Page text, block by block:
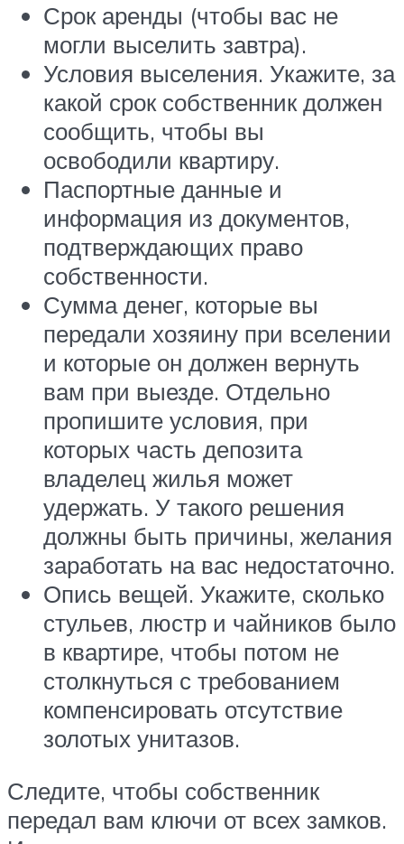
Срок аренды (чтобы вас не
могли выселить завтра).
Условия выселения. Укажите, за
какой срок собственник должен
сообщить, чтобы вы
освободили квартиру.
Паспортные данные и
информация из документов,
подтверждающих право
собственности.
Сумма денег, которые вы
передали хозяину при вселении
и которые он должен вернуть
вам при выезде. Отдельно
пропишите условия, при
которых часть депозита
владелец жилья может
удержать. У такого решения
должны быть причины, желания
заработать на вас недостаточно.
Опись вещей. Укажите, сколько
стульев, люстр и чайников было
в квартире, чтобы потом не
столкнуться с требованием
компенсировать отсутствие
золотых унитазов.
Следите, чтобы собственник
передал вам ключи от всех замков.